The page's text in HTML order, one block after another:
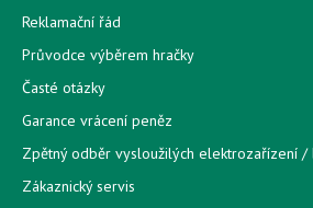
Reklamační řád
Průvodce výběrem hračky
Časté otázky
Garance vrácení peněz
Zpětný odběr vysloužilých elektrozařízení /
Zákaznický servis